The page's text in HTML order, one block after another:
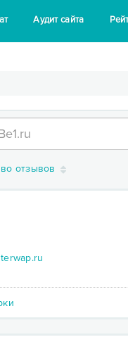
Аудит сайта
отзывов